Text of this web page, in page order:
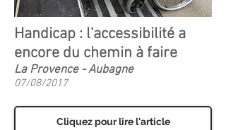
Handicap : l'accessibilité a
encore du chemin à faire
La Provence - Aubagne
07/08/2017
Cliquez pour lire l'article